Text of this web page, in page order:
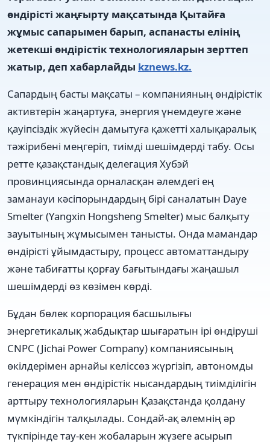
өндірісті жаңғырту мақсатында Қытайға
жұмыс сапарымен барып, аспанасты елінің
жетекші өндірістік технологияларын зерттеп
жатыр, деп хабарлайды kznews.kz.
Сапардың басты мақсаты – компанияның өндірістік
активтерін жаңартуға, энергия үнемдеуге және
қауіпсіздік жүйесін дамытуға қажетті халықаралық
тәжірибені меңгеріп, тиімді шешімдерді табу. Осы
ретте қазақстандық делегация Хубэй
провинциясында орналасқан әлемдегі ең
заманауи кәсіпорындардың бірі саналатын Daye
Smelter (Yangxin Hongsheng Smelter) мыс балқыту
зауытының жұмысымен танысты. Онда мамандар
өндірісті ұйымдастыру, процесс автоматтандыру
және табиғатты қорғау бағытындағы жаңашыл
шешімдерді өз көзімен көрді.
Бұдан бөлек корпорация басшылығы
энергетикалық жабдықтар шығаратын ірі өндіруші
CNPC (Jichai Power Company) компаниясының
өкілдерімен арнайы келіссөз жүргізіп, автономды
генерация мен өндірістік нысандардың тиімділігін
арттыру технологияларын Қазақстанда қолдану
мүмкіндігін талқылады. Сондай-ақ әлемнің әр
түкпірінде тау-кен жобаларын жүзеге асырып